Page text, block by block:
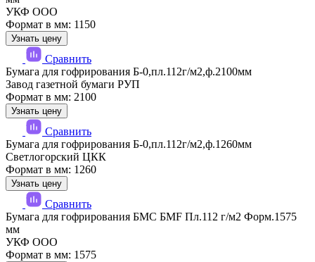
УКФ ООО
Формат в мм: 1150
Узнать цену
Сравнить
Бумага для гофрирования Б-0,пл.112г/м2,ф.2100мм
Завод газетной бумаги РУП
Формат в мм: 2100
Узнать цену
Сравнить
Бумага для гофрирования Б-0,пл.112г/м2,ф.1260мм
Светлогорский ЦКК
Формат в мм: 1260
Узнать цену
Сравнить
Бумага для гофрирования БМС БМF Пл.112 г/м2 Форм.1575
мм
УКФ ООО
Формат в мм: 1575